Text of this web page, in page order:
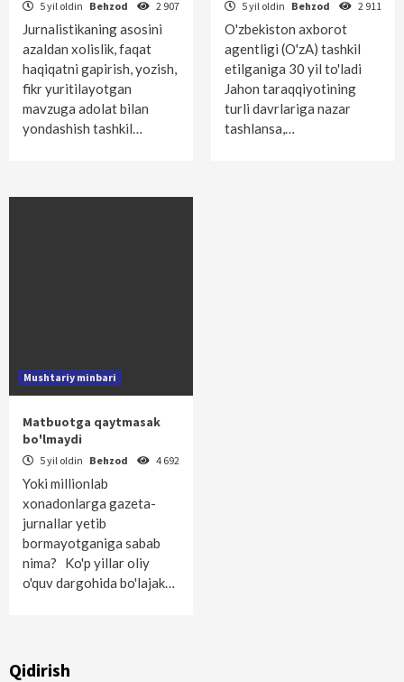
5 yil oldin Behzod 2 907
Jurnalistikaning asosini
azaldan xolislik, faqat
haqiqatni gapirish, yozish,
fikr yuritilayotgan
mavzuga adolat bilan
yondashish tashkil…
5 yil oldin Behzod 2 911
O'zbekiston axborot
agentligi (O'zA) tashkil
etilganiga 30 yil to'ladi
Jahon taraqqiyotining
turli davrlariga nazar
tashlansa,…
Mushtariy minbari
Matbuotga qaytmasak
bo'lmaydi
5 yil oldin Behzod 4 692
Yoki millionlab
xonadonlarga gazeta-
jurnallar yetib
bormayotganiga sabab
nima? Ko'p yillar oliy
o'quv dargohida bo'lajak…
Qidirish